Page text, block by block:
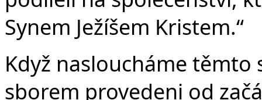
Synem Ježíšem Kristem.“
Když nasloucháme těmto
sborem provedeni od